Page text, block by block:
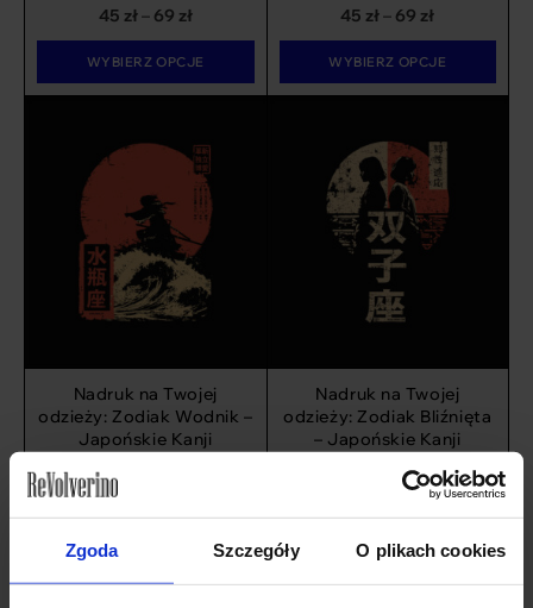
Zgoda Szczegóły O plikach cookies
45 zł– 69 złZakres
cen:
od
45 zł
WYBIERZ OPCJE
45 zł– 69 złZakres
cen:
od
45 zł
69 zł
WYBIERZ OPCJE
Nadruk na Twojej
odzieży: Zodiak Wodnik –
Japońskie Kanji
45
od
45 zł
69 zł
Nadruk na Twojej
odzieży: Zodiak Bliźnięta
– Japońskie Kanji
69
Zakres
cen:
od
69 zł